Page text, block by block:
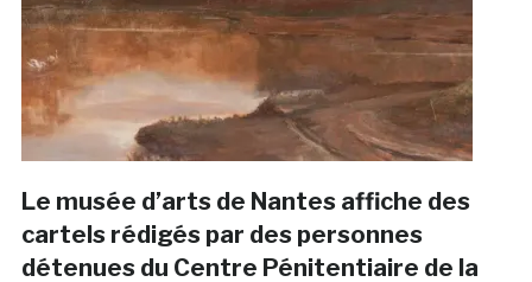
Le musée d’arts de Nantes affiche des
cartels rédigés par des personnes
détenues du Centre Pénitentiaire de la